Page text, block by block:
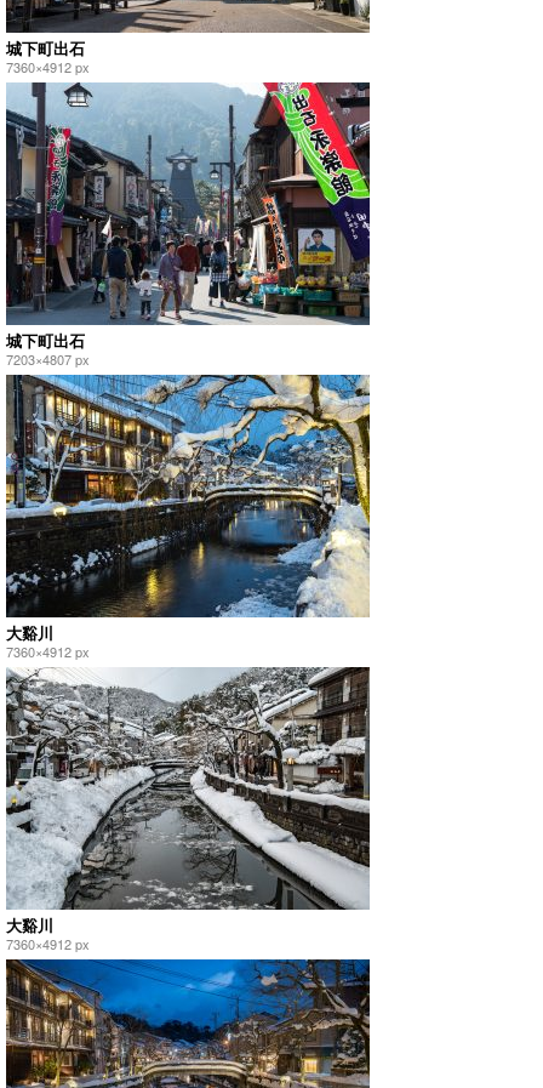
城下町出石
7360×4912 px
城下町出石
7203×4807 px
大谿川
7360×4912 px
大谿川
7360×4912 px